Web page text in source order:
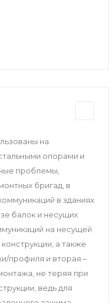
на
опорами и
проблемы,
бригад, в
в зданиях
балок и несущих
на несущей
а также
профиля и вторая –
не теряя при
ведь для